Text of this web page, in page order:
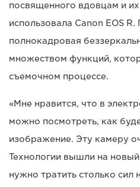
посвященного вдовцам и
использовала Canon EOS
полнокадровая
множеством функций,
съемочном процессе.
«Мне нравится, что в
можно посмотреть, как
изображение. Эту камеру
Технологии вышли на
нужно тратить столько